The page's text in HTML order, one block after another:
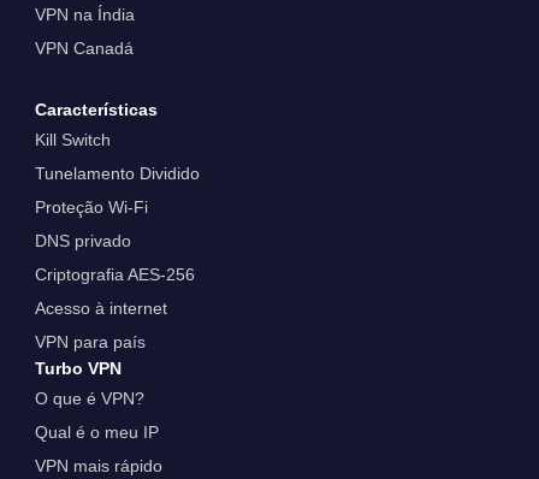
VPN na Índia
VPN Canadá
Características
Kill Switch
Tunelamento Dividido
Proteção Wi-Fi
DNS privado
Criptografia AES-256
Acesso à internet
VPN para país
Turbo VPN
O que é VPN?
Qual é o meu IP
VPN mais rápido